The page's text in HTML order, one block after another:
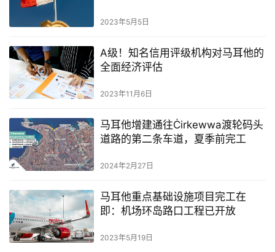
2023年5月5日
A级！知名信用评级机构对马耳他的
全面经济评估
2023年11月6日
马耳他增建通往Ċirkewwa渡轮码头
道路的第二条车道，夏季前完工
2024年2月27日
马耳他重点基础设施项目完工在
即：机场环岛路口工程已开放
2023年5月19日